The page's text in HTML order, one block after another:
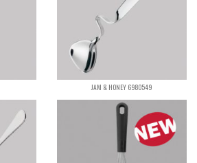
JAM & HONEY 6980549